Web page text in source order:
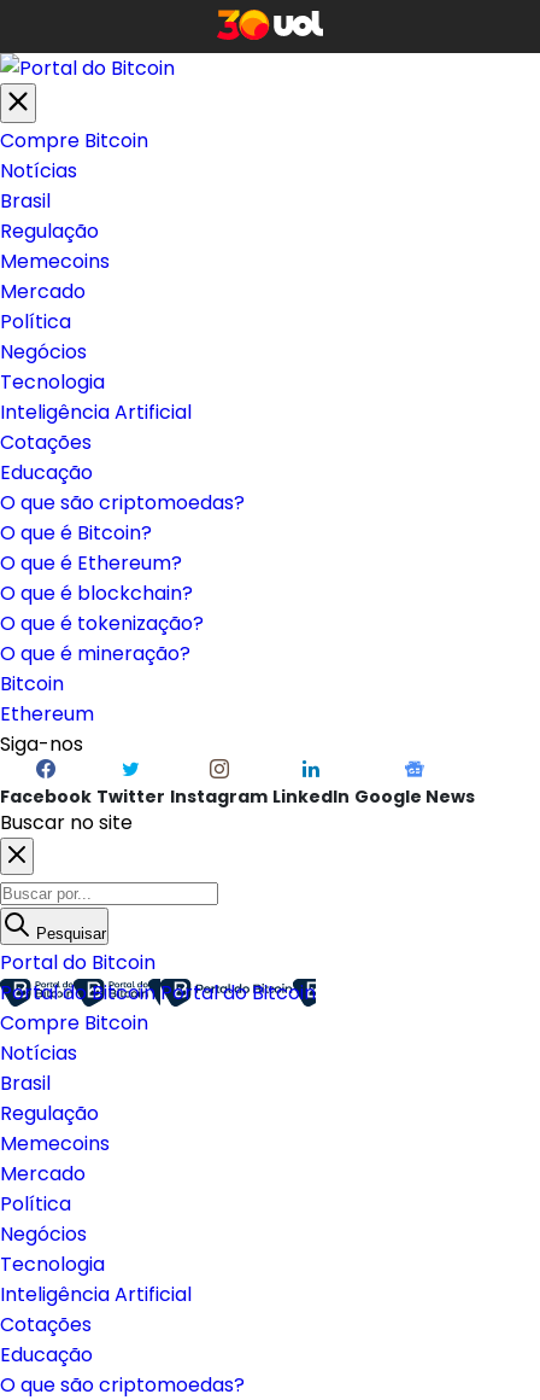
Compre Bitcoin
Notícias
Brasil
Regulação
Memecoins
Mercado
Política
Negócios
Tecnologia
Inteligência Artificial
Cotações
Educação
O que são criptomoedas?
O que é Bitcoin?
O que é Ethereum?
O que é blockchain?
O que é tokenização?
O que é mineração?
Bitcoin
Ethereum
Siga-nos
Facebook Twitter Instagram LinkedIn Google News
Buscar no site
Pesquisar
Portal do Bitcoin
Portal do BitcoinPortal do Bitcoin
Compre Bitcoin
Notícias
Brasil
Regulação
Memecoins
Mercado
Política
Negócios
Tecnologia
Inteligência Artificial
Cotações
Educação
O que são criptomoedas?